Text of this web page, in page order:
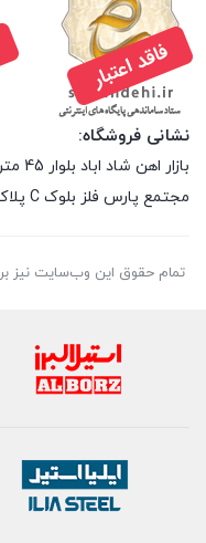
نشانی فروشگاه:
مجتمع پارس فلز بلوک C پلاک 27
تمام حقوق اين وب‌سايت نیز